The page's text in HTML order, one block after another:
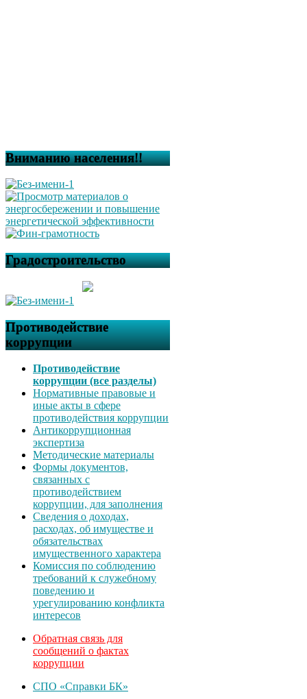
Вниманию населения!!
Градостроительство
Противодействие
коррупции
Противодействие
коррупции (все разделы)
Нормативные правовые и
иные акты в сфере
противодействия коррупции
Антикоррупционная
экспертиза
Методические материалы
Формы документов,
связанных с
противодействием
коррупции, для заполнения
Сведения о доходах,
расходах, об имуществе и
обязательствах
имущественного характера
Комиссия по соблюдению
требований к служебному
поведению и
урегулированию конфликта
интересов
Обратная связь для
сообщений о фактах
коррупции
СПО «Справки БК»